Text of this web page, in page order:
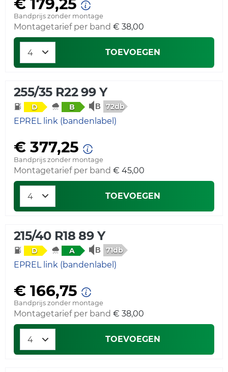
Bandprijs zonder montage
Montagetarief per band € 38,00
TOEVOEGEN
255/35 R22 99 Y
D B 72db
EPREL link (bandenlabel)
€ 377,25
Bandprijs zonder montage
Montagetarief per band € 45,00
TOEVOEGEN
215/40 R18 89 Y
D A 71db
EPREL link (bandenlabel)
€ 166,75
Bandprijs zonder montage
Montagetarief per band € 38,00
TOEVOEGEN